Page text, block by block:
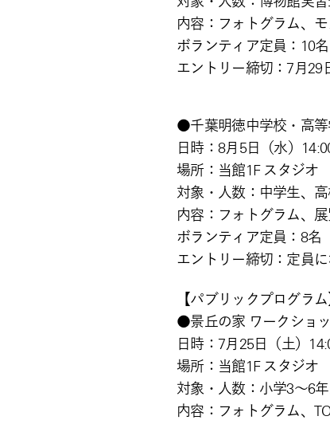
内容：フォトグラム、
ボランティア定員：10名
エントリー締切：7月29
●千葉明徳中学校・
日時：8月5日（水）
場所：当館1F スタジオ
対象・人数：中学生、
内容：フォトグラム、
ボランティア定員：8名
エントリー締切：定員
【パブリックプ
●景丘の家 ワークショ
日時：7月25日（土）
場所：当館1F スタジオ
対象・人数：小学3～6
内容：フォトグラム、